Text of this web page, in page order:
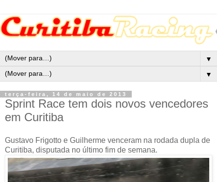
▼
▼
terça-feira, 14 de maio de 2013
Sprint Race tem dois novos vencedores
em Curitiba
Gustavo Frigotto e Guilherme venceram na rodada dupla de
Curitiba, disputada no último fim de semana.